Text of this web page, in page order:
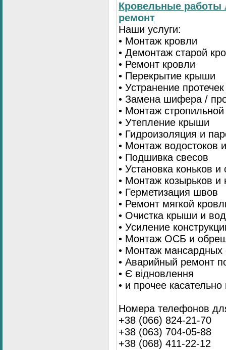
Кровельные
ремонт
Наши услуги:
• Монтаж кровли
• Демонтаж старой
• Ремонт кровли
• Перекрытие крыши
• Устранение протечек
• Замена шифера /
• Монтаж
• Утепление крыши
• Гидроизоляция и
• Монтаж водостоков
• Подшивка свесов
• Установка коньков и
• Монтаж козырьков и
• Герметизация швов
• Ремонт мягкой
• Очистка крыши и
• Усиление
• Монтаж ОСБ и
• Монтаж мансардных
• Аварийный ремонт
• Є відновлення
• и прочее
Номера телефонов
+38 (066) 824-21-70
+38 (063) 704-05-88
+38 (068) 411-22-12